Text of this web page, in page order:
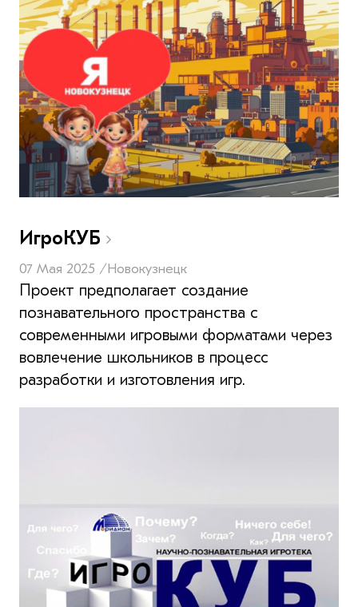
ИгроКУБ
07 Мая 2025 /Новокузнецк
Проект предполагает создание
познавательного пространства с
современными игровыми форматами через
вовлечение школьников в процесс
разработки и изготовления игр.